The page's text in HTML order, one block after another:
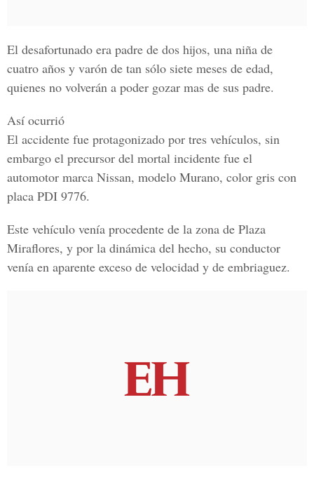
El desafortunado era padre de dos hijos, una niña de
cuatro años y varón de tan sólo siete meses de edad,
quienes no volverán a poder gozar mas de sus padre.
Así ocurrió
El accidente fue protagonizado por tres vehículos, sin
embargo el precursor del mortal incidente fue el
automotor marca Nissan, modelo Murano, color gris con
placa PDI 9776.
Este vehículo venía procedente de la zona de Plaza
Miraflores, y por la dinámica del hecho, su conductor
venía en aparente exceso de velocidad y de embriaguez.